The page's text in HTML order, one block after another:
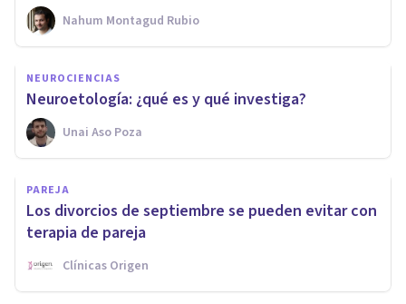
Nahum Montagud Rubio
NEUROCIENCIAS
Neuroetología: ¿qué es y qué investiga?
Unai Aso Poza
PAREJA
Los divorcios de septiembre se pueden evitar con
terapia de pareja
Clínicas Origen